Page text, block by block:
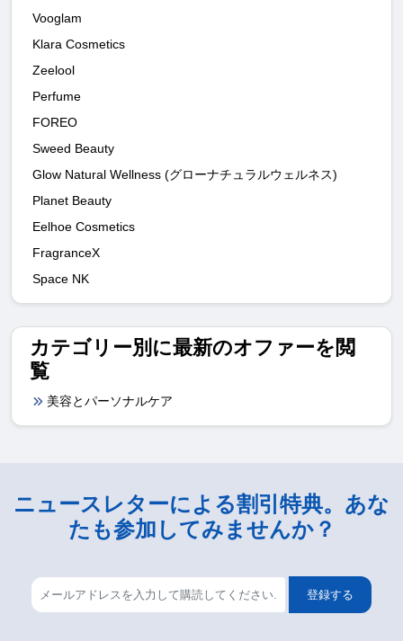
Vooglam
Klara Cosmetics
Zeelool
Perfume
FOREO
Sweed Beauty
Glow Natural Wellness (グローナチュラルウェルネス)
Planet Beauty
Eelhoe Cosmetics
FragranceX
Space NK
カテゴリー別に最新のオファーを閲
覧
美容とパーソナルケア
ニュースレターによる割引特典。あな
たも参加してみませんか？
登録する